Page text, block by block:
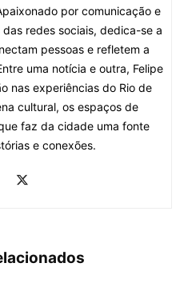
por comunicação e
redes sociais, dedica-se a
pessoas e refletem a
uma notícia e outra, Felipe
nas experiências do Rio de
cultural, os espaços de
faz da cidade uma fonte
e conexões.